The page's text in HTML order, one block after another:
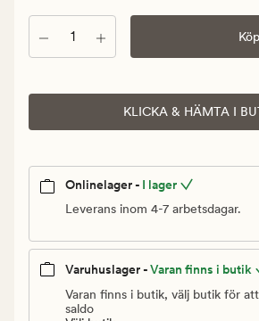
Antal Köp
KLICKA & HÄMTA I
Onlinelager - I lager
Leverans inom 4-7 arbetsdagar.
Varuhuslager -Varan finns i butik
Varan finns i butik, välj butik för
saldo